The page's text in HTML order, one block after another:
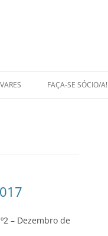
FAÇA-SE SÓCIO/A!
– Dezembro de